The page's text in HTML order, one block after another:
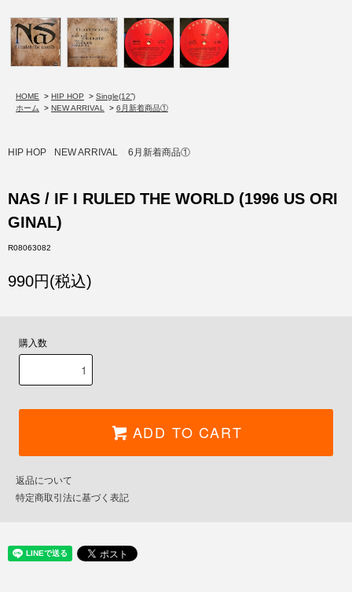
HOME > HIP HOP > Single(12”)
ホーム
> NEW ARRIVAL > 6月新着商品①
HIP HOP NEW ARRIVAL 6月新着商品①
NAS / IF I RULED THE WORLD (1996 US ORI
GINAL)
R08063082
990円(税込)
購入数
ADD TO CART
返品について
特定商取引法に基づく表記